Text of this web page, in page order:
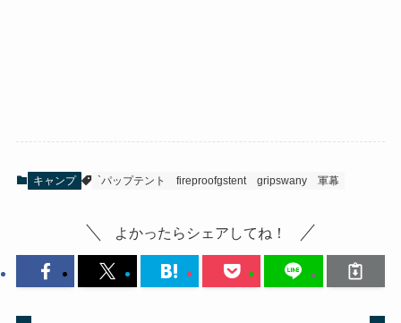
キャンプ `パップテント fireproofgstent gripswany 軍幕
よかったらシェアしてね！